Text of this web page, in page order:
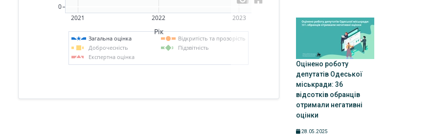
2021 2022 2023
0
Загальна оцінка
Відкритість та прозорість
Доброчесність
Підзвітність
Експертна оцінка
Рік
Оцінено роботу
депутатів Одеської
міськради: 36
відсотків обранців
отримали негативні
оцінки
28.05.2025